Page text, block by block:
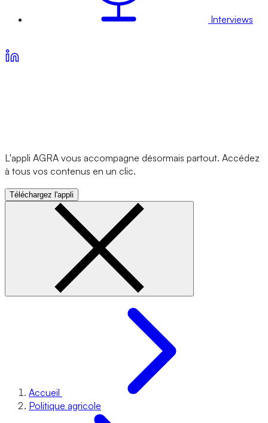
Interviews
L'appli AGRA vous accompagne désormais partout. Accédez
à tous vos contenus en un clic.
Téléchargez l'appli
Accueil
Politique agricole